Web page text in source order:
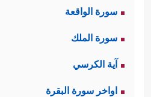
سورة الواقعة
سورة الملك
آية الكرسي
اواخر سورة البقرة